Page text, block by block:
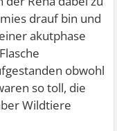
drauf bin und
akutphase
obwohl
so toll, die
Wildtiere